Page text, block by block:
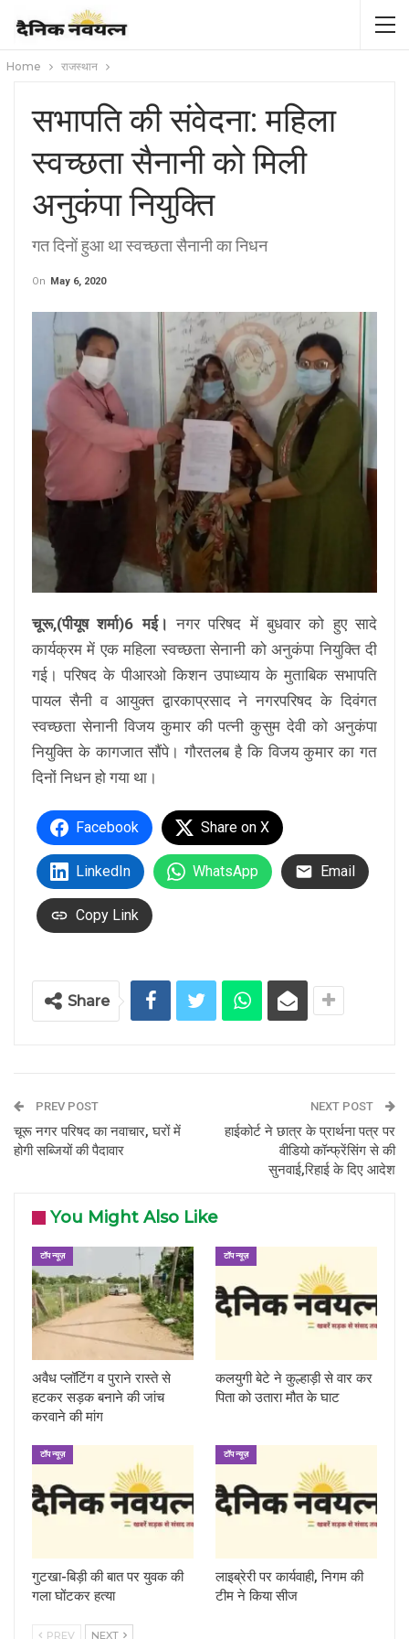
Home राजस्थान
सभापति की संवेदना: महिला
स्वच्छता सैनानी को मिली
अनुकंपा नियुक्ति
गत दिनों हुआ था स्वच्छता सैनानी का निधन
On May 6, 2020
चूरू,(पीयूष शर्मा)6 मई। नगर परिषद में बुधवार को हुए सादे
कार्यक्रम में एक महिला स्वच्छता सेनानी को अनुकंपा नियुक्ति दी
गई। परिषद के पीआरओ किशन उपाध्याय के मुताबिक सभापति
पायल सैनी व आयुक्त द्वारकाप्रसाद ने नगरपरिषद के दिवंगत
स्वच्छता सेनानी विजय कुमार की पत्नी कुसुम देवी को अनुकंपा
नियुक्ति के कागजात सौंपे। गौरतलब है कि विजय कुमार का गत
दिनों निधन हो गया था।
Facebook Share on X
LinkedIn WhatsApp Email
Copy Link
Share
PREV POST
चूरू नगर परिषद का नवाचार, घरों में
होगी सब्जियों की पैदावार
NEXT POST
हाईकोर्ट ने छात्र के प्रार्थना पत्र पर
वीडियो कॉन्फ्रेंसिंग से की
सुनवाई,रिहाई के दिए आदेश
You Might Also Like
टॉप न्यूज़
अवैध प्लॉटिंग व पुराने रास्ते से
हटकर सड़क बनाने की जांच
करवाने की मांग
टॉप न्यूज़
कलयुगी बेटे ने कुल्हाड़ी से वार कर
पिता को उतारा मौत के घाट
टॉप न्यूज़
गुटखा-बिड़ी की बात पर युवक की
गला घोंटकर हत्या
टॉप न्यूज़
लाइब्रेरी पर कार्यवाही, निगम की
टीम ने किया सीज
PREV NEXT